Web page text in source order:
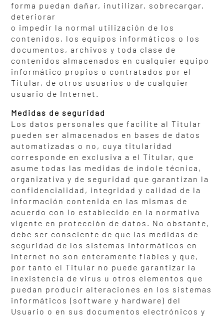
forma puedan dañar, inutilizar, sobrecargar,
deteriorar
o impedir la normal utilización de los
contenidos, los equipos informáticos o los
documentos, archivos y toda clase de
contenidos almacenados en cualquier equipo
informático propios o contratados por el
Titular, de otros usuarios o de cualquier
usuario de Internet.
Medidas de seguridad
Los datos personales que facilite al Titular
pueden ser almacenados en bases de datos
automatizadas o no, cuya titularidad
corresponde en exclusiva a el Titular, que
asume todas las medidas de índole técnica,
organizativa y de seguridad que garantizan la
confidencialidad, integridad y calidad de la
información contenida en las mismas de
acuerdo con lo establecido en la normativa
vigente en protección de datos. No obstante,
debe ser consciente de que las medidas de
seguridad de los sistemas informáticos en
Internet no son enteramente fiables y que,
por tanto el Titular no puede garantizar la
inexistencia de virus u otros elementos que
puedan producir alteraciones en los sistemas
informáticos (software y hardware) del
Usuario o en sus documentos electrónicos y